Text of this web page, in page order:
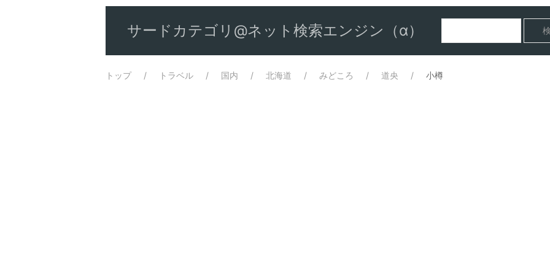
サードカテゴリ@ネット検索エンジン（α）
トップ トラベル 国内 北海道 みどころ 道央 小樽